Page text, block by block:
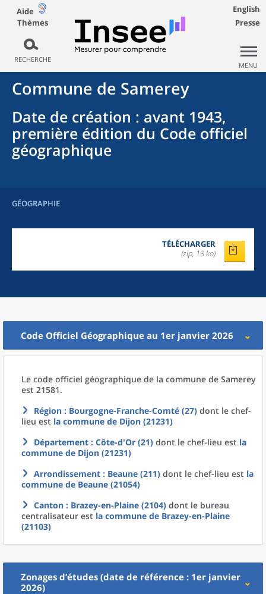
Aide
Thèmes
RECHERCHE
English
Presse
MENU
Commune de Samerey
Date de création : avant 1943,
première édition du Code officiel
géographique
GÉOGRAPHIE
TÉLÉCHARGER
(zip, 13 ko)
Code Officiel Géographique au 1er janvier 2026
Le code officiel géographique de la commune de Samerey
est 21581.
Région : Bourgogne-Franche-Comté (27) dont le chef-
lieu est la commune de Dijon (21231)
Département : Côte-d'Or (21) dont le chef-lieu est la
commune de Dijon (21231)
Arrondissement : Beaune (211) dont le chef-lieu est la
commune de Beaune (21054)
Canton : Brazey-en-Plaine (2104) dont le bureau
centralisateur est la commune de Brazey-en-Plaine
(21103)
Zonages d’études (date de référence : 1er janvier
2026)